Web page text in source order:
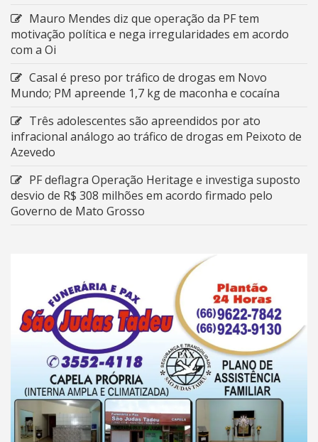
Mauro Mendes diz que operação da PF tem
motivação política e nega irregularidades em acordo
com a Oi
Casal é preso por tráfico de drogas em Novo
Mundo; PM apreende 1,7 kg de maconha e cocaína
Três adolescentes são apreendidos por ato
infracional análogo ao tráfico de drogas em Peixoto de
Azevedo
PF deflagra Operação Heritage e investiga suposto
desvio de R$ 308 milhões em acordo firmado pelo
Governo de Mato Grosso